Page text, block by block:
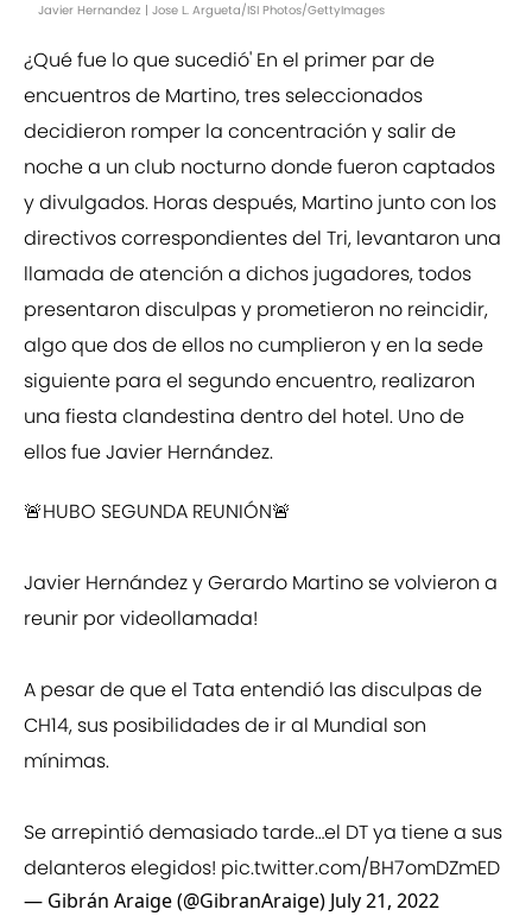
Javier Hernandez | Jose L. Argueta/ISI Photos/GettyImages
¿Qué fue lo que sucedió' En el primer par de
encuentros de Martino, tres seleccionados
decidieron romper la concentración y salir de
noche a un club nocturno donde fueron captados
y divulgados. Horas después, Martino junto con los
directivos correspondientes del Tri, levantaron una
llamada de atención a dichos jugadores, todos
presentaron disculpas y prometieron no reincidir,
algo que dos de ellos no cumplieron y en la sede
siguiente para el segundo encuentro, realizaron
una fiesta clandestina dentro del hotel. Uno de
ellos fue Javier Hernández.
🚨HUBO SEGUNDA REUNIÓN🚨
Javier Hernández y Gerardo Martino se volvieron a
reunir por videollamada!
A pesar de que el Tata entendió las disculpas de
CH14, sus posibilidades de ir al Mundial son
mínimas.
Se arrepintió demasiado tarde…el DT ya tiene a sus
delanteros elegidos! pic.twitter.com/BH7omDZmED
— Gibrán Araige (@GibranAraige) July 21, 2022